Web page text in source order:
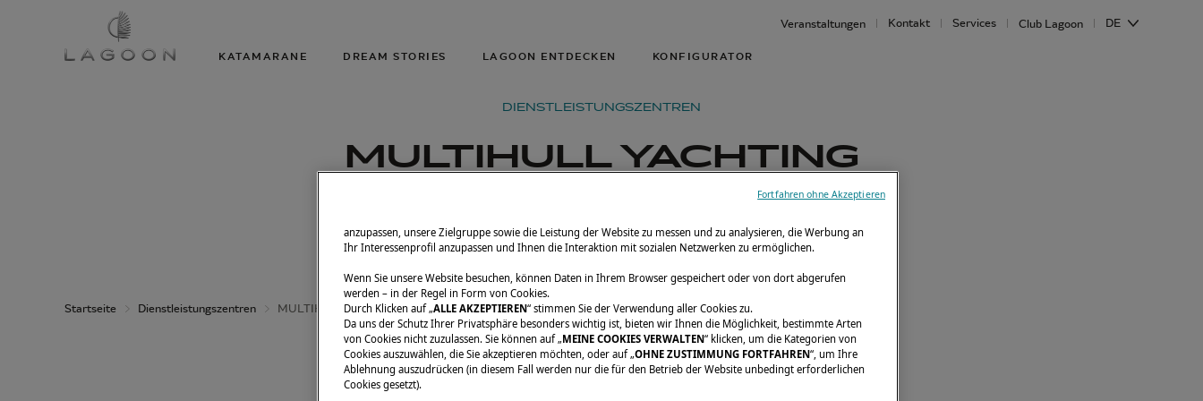
KATAMARANE DREAM STORIES LAGOON ENTDECKEN KONFIGURATOR
Veranstaltungen Kontakt Services Club Lagoon DE
DIENSTLEISTUNGSZENTREN
MULTIHULL YACHTING
Startseite Dienstleistungszentren MULTIHULL SERVICES
anzupassen, unsere Zielgruppe sowie die Leistung der Website zu messen und zu analysieren, die Werbung an
Ihr Interessenprofil anzupassen und Ihnen die Interaktion mit sozialen Netzwerken zu ermöglichen.
Wenn Sie unsere Website besuchen, können Daten in Ihrem Browser gespeichert oder von dort abgerufen
werden – in der Regel in Form von Cookies.
Durch Klicken auf „ALLE AKZEPTIEREN“ stimmen Sie der Verwendung aller Cookies zu.
Da uns der Schutz Ihrer Privatsphäre besonders wichtig ist, bieten wir Ihnen die Möglichkeit, bestimmte Arten
von Cookies nicht zuzulassen. Sie können auf „MEINE COOKIES VERWALTEN“ klicken, um die Kategorien von
Cookies auszuwählen, die Sie akzeptieren möchten, oder auf „OHNE ZUSTIMMUNG FORTFAHREN“, um Ihre
Ablehnung auszudrücken (in diesem Fall werden nur die für den Betrieb der Website unbedingt erforderlichen
Cookies gesetzt).
Fortfahren ohne Akzeptieren